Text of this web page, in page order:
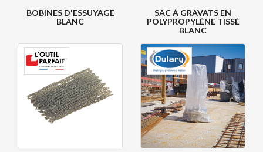
BOBINES D'ESSUYAGE
BLANC
SAC À GRAVATS EN
POLYPROPYLÈNE TISSÉ
BLANC